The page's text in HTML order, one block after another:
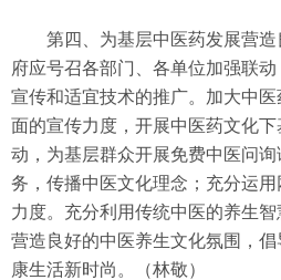
第四、为基层中医药发展营
府应号召各部门、各单位加强联
宣传和适宜技术的推广。加大中
面的宣传力度，开展中医药文化
动，为基层群众开展免费中医问
务，传播中医文化理念；充分运
力度。充分利用传统中医的养生智
营造良好的中医养生文化氛围，
康生活新时尚。（林敬）